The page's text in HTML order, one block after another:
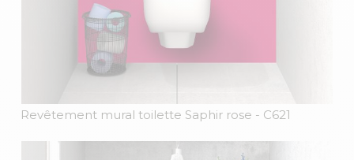
Revêtement mural toilette Saphir rose - C621